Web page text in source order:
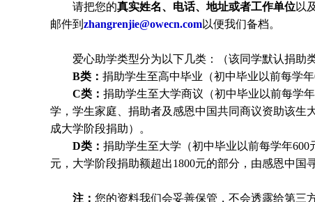
请把您的真实姓名、电话、地址或者工作单位以
邮件到 zhangrenjie@owecn.com以便我们备档。
爱心助学类型分为以下几类：（该同学默认捐助
B类： 捐助学生至高中毕业（初中毕业以前每学年
C类： 捐助学生至大学商议（初中毕业以前每学
学， 学生家庭、捐助者及感恩中国共同商议资助该生
成大学阶段捐助）。
D类： 捐助学生至大学（初中毕业以前每学年600
元，大学阶段捐助额超出1800元的部分，由感恩中国
注： 您的资料我们会妥善保管，不会透露给第三